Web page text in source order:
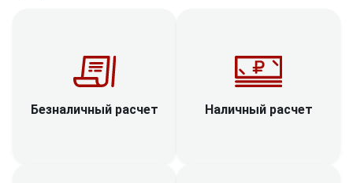
Безналичный расчет Наличный расчет